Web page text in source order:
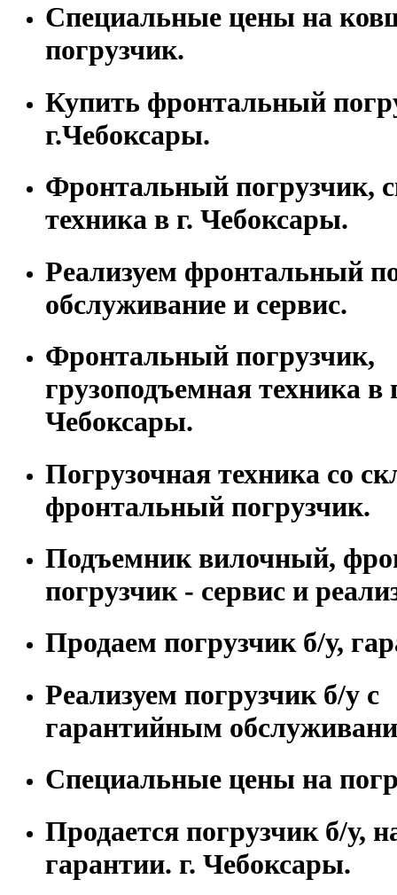
Специальные цены на
погрузчик.
Купить фронтальный
г.Чебоксары.
Фронтальный погрузчик,
техника в г. Чебоксары.
Реализуем фронтальный
обслуживание и сервис.
Фронтальный погрузчик,
грузоподъемная техника в
Чебоксары.
Погрузочная техника со
фронтальный погрузчик.
Подъемник вилочный,
погрузчик - сервис и
Продаем погрузчик б/у,
Реализуем погрузчик б/у с
гарантийным
Специальные цены на
Продается погрузчик б/у,
гарантии. г. Чебоксары.